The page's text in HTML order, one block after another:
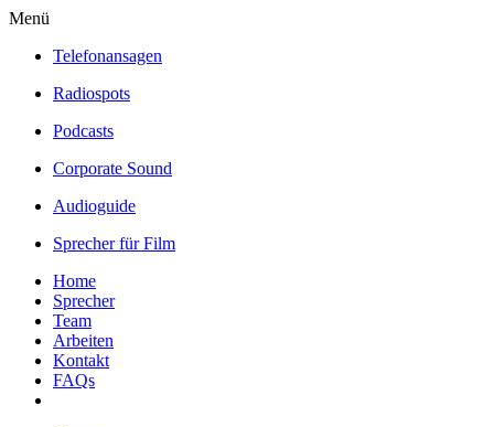
Menü
Telefonansagen
Radiospots
Podcasts
Corporate Sound
Audioguide
Sprecher für Film
Home
Sprecher
Team
Arbeiten
Kontakt
FAQs